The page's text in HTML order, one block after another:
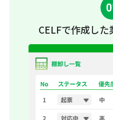
CELFで作成した